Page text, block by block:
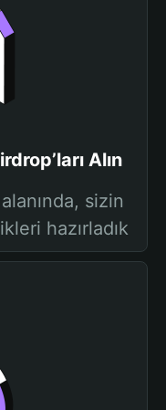
Alın
sizin
hazırladık